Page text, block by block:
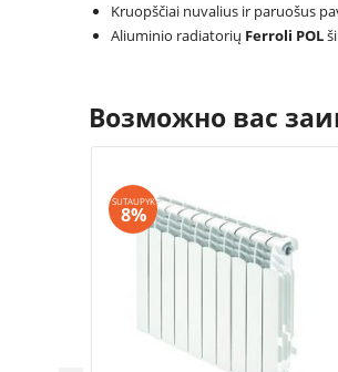
Kruopščiai nuvalius ir paruošus
Aliuminio radiatorių Ferroli POL
Возможно вас
SUTAUPYK
8%